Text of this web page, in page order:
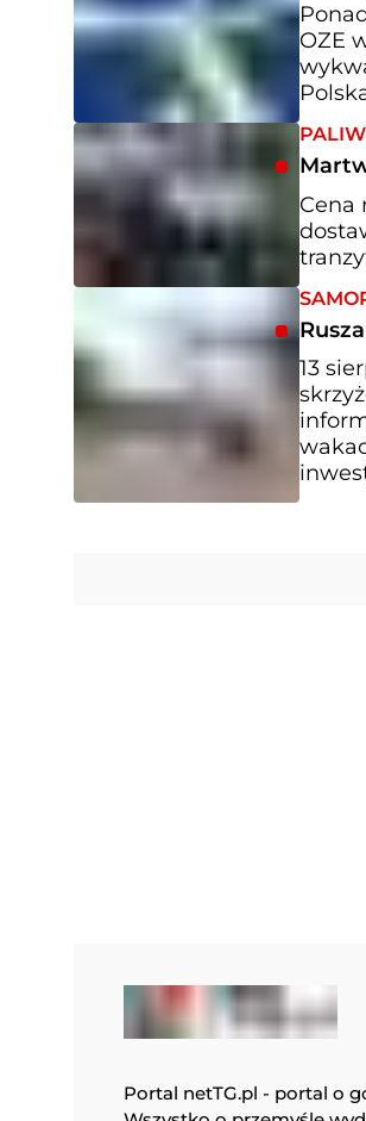
OZE
Cena
13
Portal netTG.pl - portal o